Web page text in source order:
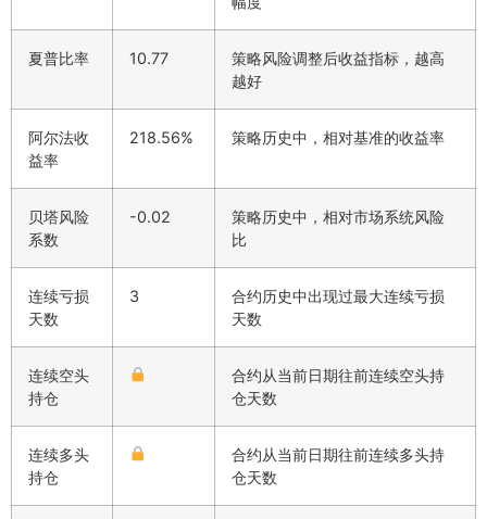
夏普比率 10.77
策略风险调整后收益指标，越高
越好
阿尔法收
益率
218.56% 策略历史中，相对基准的收益率
贝塔风险
系数
-0.02
策略历史中，相对市场系统风险
比
连续亏损
天数
3
合约历史中出现过最大连续亏损
天数
连续空头
持仓
合约从当前日期往前连续空头持
仓天数
连续多头
持仓
合约从当前日期往前连续多头持
仓天数